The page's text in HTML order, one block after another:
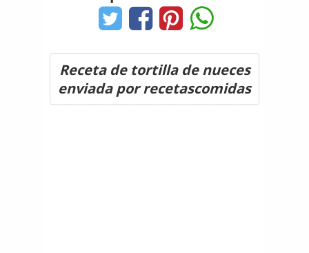
Receta de tortilla de nueces
enviada por recetascomidas